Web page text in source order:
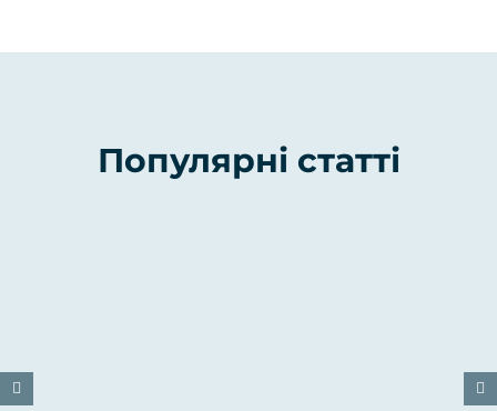
Популярні статті